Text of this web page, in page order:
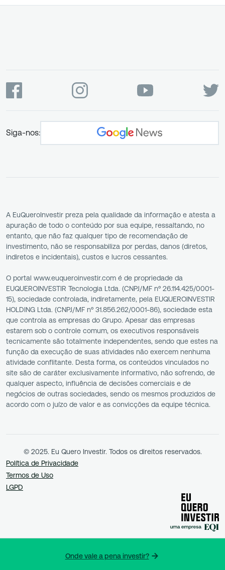
Onde vale a pena investir?
Siga-nos:
A EuQueroInvestir preza pela qualidade da informação e atesta a
apuração de todo o conteúdo por sua equipe, ressaltando, no
entanto, que não faz qualquer tipo de recomendação de
investimento, não se responsabiliza por perdas, danos (diretos,
indiretos e incidentais), custos e lucros cessantes.
O portal www.euqueroinvestir.com é de propriedade da
EUQUEROINVESTIR Tecnologia Ltda. (CNPJ/MF nº 26.114.425/0001-
15), sociedade controlada, indiretamente, pela EUQUEROINVESTIR
HOLDING Ltda. (CNPJ/MF nº 31.856.262/0001-86), sociedade esta
que controla as empresas do Grupo. Apesar das empresas
estarem sob o controle comum, os executivos responsáveis
tecnicamente são totalmente independentes, sendo que estes na
função da execução de suas atividades não exercem nenhuma
atividade conflitante. Desta forma, os conteúdos vinculados no
site são de caráter exclusivamente informativo, não sofrendo, de
qualquer aspecto, influência de decisões comerciais e de
negócios de outras sociedades, sendo os mesmos produzidos de
acordo com o juízo de valor e as convicções da equipe técnica.
© 2025. Eu Quero Investir. Todos os direitos reservados.
Política de Privacidade
Termos de Uso
LGPD